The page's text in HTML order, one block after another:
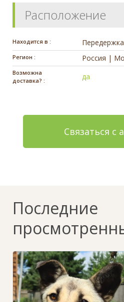
Расположение
Находится в : Передержка
Регион : Россия |
Возможна
доставка? :
да
Связаться с
Последние